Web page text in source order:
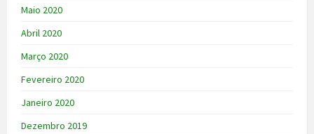
Maio 2020
Abril 2020
Março 2020
Fevereiro 2020
Janeiro 2020
Dezembro 2019